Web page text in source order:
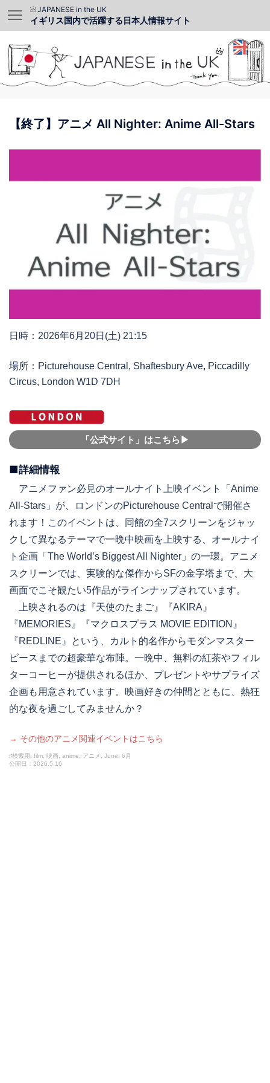
JAPANESE in the UK
イギリス国内で活躍する日本人情報サイト
【終了】アニメ All Nighter: Anime All-Stars
日時：2026年6月20日(土) 21:15
場所：Picturehouse Central, Shaftesbury Ave, Piccadilly
Circus, London W1D 7DH
「公式サイト」はこちら▶︎
■詳細情報
アニメファン必見のオールナイト上映イベント「Anime
All-Stars」が、ロンドンのPicturehouse Centralで開催さ
れます！このイベントは、同館の全7スクリーンをジャッ
クして異なるテーマで一晩中映画を上映する、オールナイ
ト企画「The World’s Biggest All Nighter」の一環。アニメ
スクリーンでは、実験的な傑作からSFの金字塔まで、大
画面でこそ観たい5作品がラインナップされています。
上映されるのは『天使のたまご』『AKIRA』
『MEMORIES』『マクロスプラス MOVIE EDITION』
『REDLINE』という、カルト的名作からモダンマスター
ピースまでの超豪華な布陣。一晩中、無料の紅茶やフィル
ターコーヒーが提供されるほか、プレゼントやサプライズ
企画も用意されています。映画好きの仲間とともに、熱狂
的な夜を過ごしてみませんか？
→ その他のアニメ関連イベントはこちら
♯検索用: film, 映画, anime, アニメ, June, 6月
公開日：2026.5.16